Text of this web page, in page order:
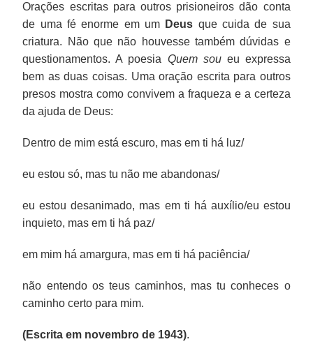
Orações escritas para outros prisioneiros dão conta
de uma fé enorme em um Deus que cuida de sua
criatura. Não que não houvesse também dúvidas e
questionamentos. A poesia Quem soueu expressa
bem as duas coisas. Uma oração escrita para outros
presos mostra como convivem a fraqueza e a certeza
da ajuda de Deus:
Dentro de mim está escuro, mas em ti há luz/
eu estou só, mas tu não me abandonas/
eu estou desanimado, mas em ti há auxílio/eu estou
inquieto, mas em ti há paz/
em mim há amargura, mas em ti há paciência/
não entendo os teus caminhos, mas tu conheces o
caminho certo para mim.
(Escrita em novembro de 1943).